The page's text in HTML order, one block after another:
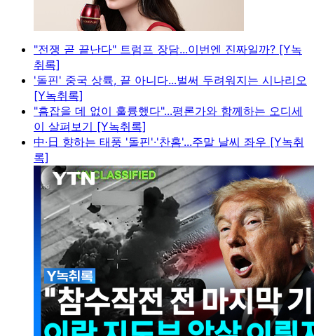
"전쟁 곧 끝난다" 트럼프 장담...이번엔 진짜일까? [Y녹
취록]
'돌핀' 중국 상륙, 끝 아니다...벌써 두려워지는 시나리오
[Y녹취록]
"흠잡을 데 없이 훌륭했다"...평론가와 함께하는 오디세
이 살펴보기 [Y녹취록]
中·日 향하는 태풍 '돌핀'·'찬홈'...주말 날씨 좌우 [Y녹취
록]